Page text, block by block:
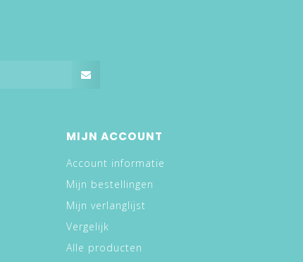
MIJN ACCOUNT
Account informatie
Mijn bestellingen
Mijn verlanglijst
Vergelijk
Alle producten